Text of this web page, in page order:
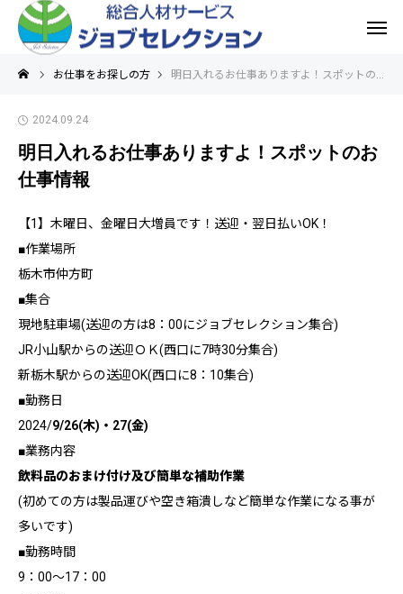
お仕事をお探しの方 明日入れるお仕事ありますよ！スポットのお仕事情報
2024.09.24
明日入れるお仕事ありますよ！スポットのお
仕事情報
【1】木曜日、金曜日大増員です！送迎・翌日払いOK！
■作業場所
栃木市仲方町
■集合
現地駐車場(送迎の方は8：00にジョブセレクション集合)
JR小山駅からの送迎ＯＫ(西口に7時30分集合)
新栃木駅からの送迎OK(西口に8：10集合)
■勤務日
2024/9/26(木)・27(金)
■業務内容
飲料品のおまけ付け及び簡単な補助作業
(初めての方は製品運びや空き箱潰しなど簡単な作業になる事が
多いです)
■勤務時間
9：00～17：00